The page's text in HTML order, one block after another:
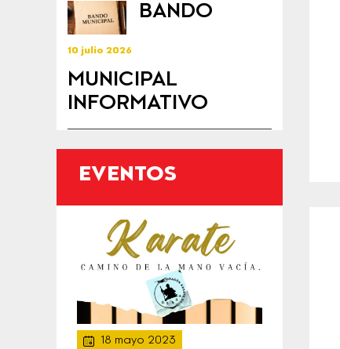
10 julio 2026
BANDO
MUNICIPAL
INFORMATIVO
EVENTOS
18 mayo 2023